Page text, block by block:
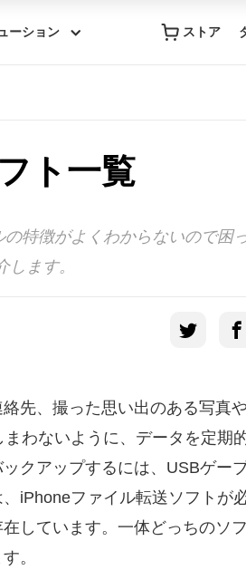
ストア
ーション
ト一覧
特徴がよくわからないので困
ます。
先、撮った思い出のある写真や
わないように、データを定期
クアップするには、USBゲー
iPhoneファイル転送ソフトが
しています。一体どっちのソ
。